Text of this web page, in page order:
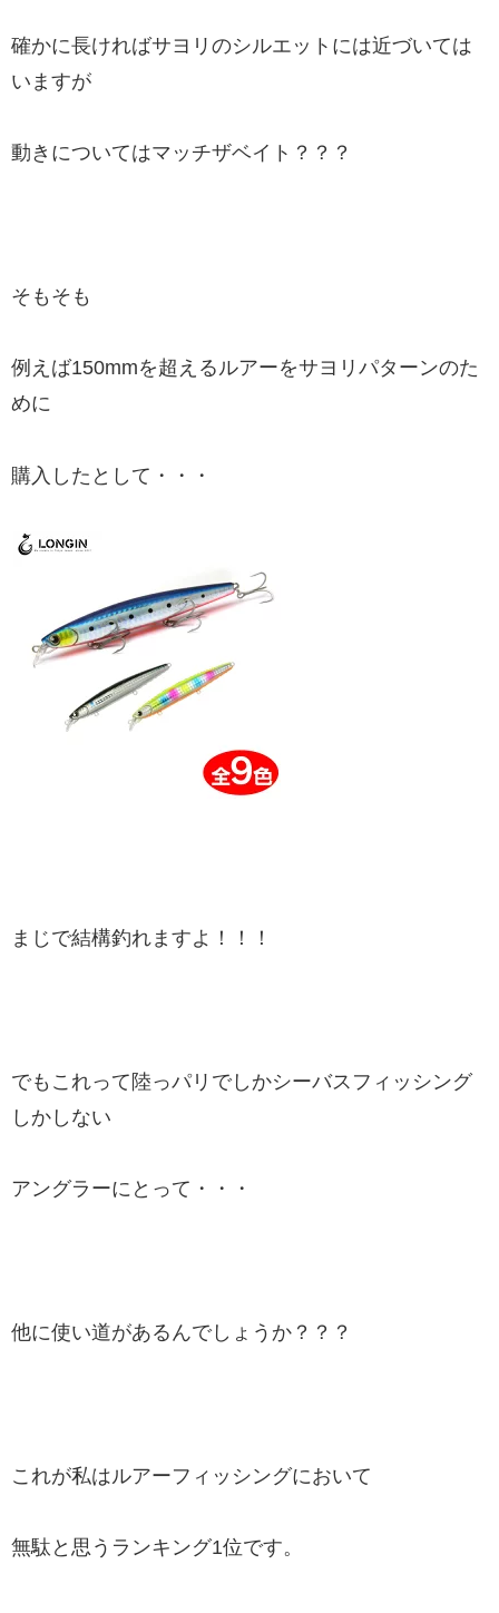
確かに長ければサヨリのシルエットには近づいては
いますが
動きについてはマッチザベイト？？？
そもそも
例えば150mmを超えるルアーをサヨリパターンのた
めに
購入したとして・・・
まじで結構釣れますよ！！！
でもこれって陸っパリでしかシーバスフィッシング
しかしない
アングラーにとって・・・
他に使い道があるんでしょうか？？？
これが私はルアーフィッシングにおいて
無駄と思うランキング1位です。